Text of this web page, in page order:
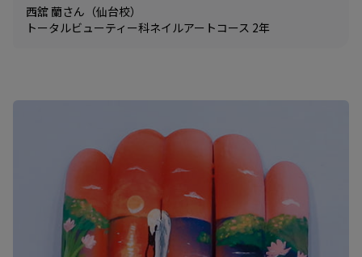
西舘 蘭さん（仙台校）
トータルビューティー科ネイルアートコース 2年